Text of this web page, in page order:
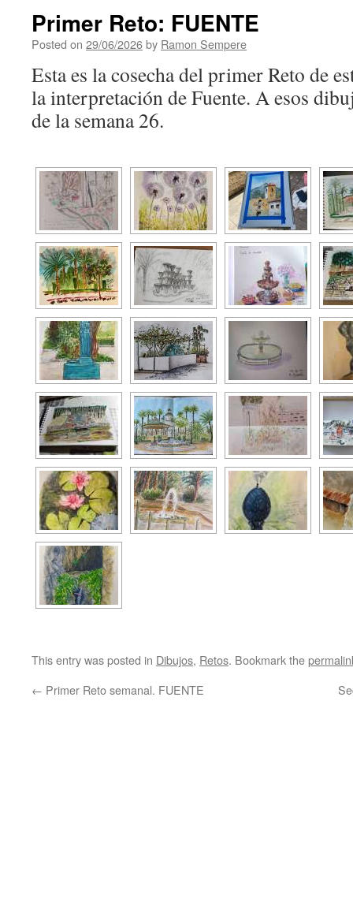
Primer Reto: FUENTE
Posted on 29/06/2026by Ramon Sempere
Esta es la cosecha del primer Reto de
la interpretación de Fuente. A esos
de la semana 26.
This entry was posted in Dibujos, Retos. Bookmark the
← Primer Reto semanal. FUENTE